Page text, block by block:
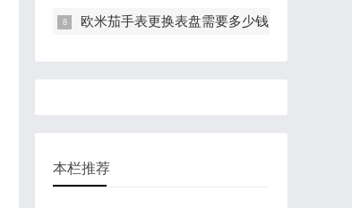
欧米茄手表更换表盘需要多少钱
本栏推荐